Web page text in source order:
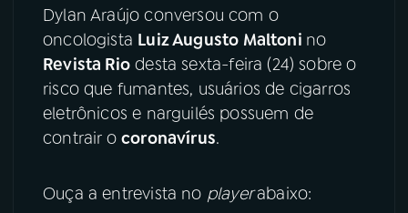
08FESTIVAL DE MÚSICA
ACOMPANHE A RÁDIO NACIONAL
YouTube
Instagram X
Dylan Araújo conversou com o
oncologista Luiz Augusto Maltoni no
Revista Riodesta sexta-feira (24) sobre o
risco que fumantes, usuários de cigarros
eletrônicos e narguilés possuem de
contrair o coronavírus.
Ouça a entrevista no playerabaixo: